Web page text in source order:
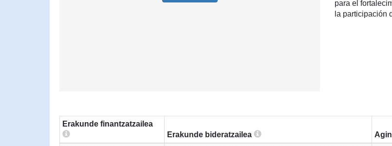
para el
la participación
Erakunde finantzatzailea
Erakunde bideratzailea